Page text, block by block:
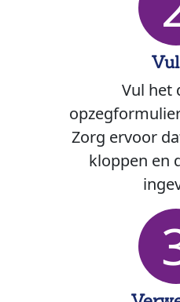
Vul het
Zorg ervoor
kloppen en